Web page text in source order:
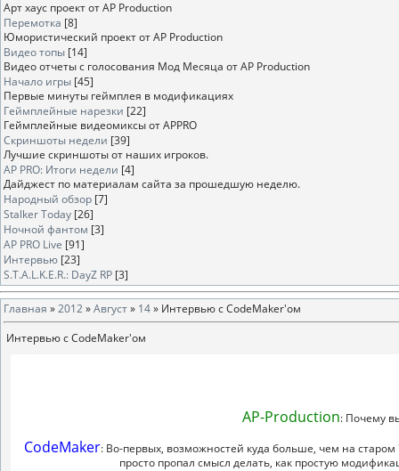
Арт хаус проект от AP Production
Перемотка [8]
Юмористический проект от AP Production
Видео топы [14]
Видео отчеты с голосования Мод Месяца от AP Production
Начало игры [45]
Первые минуты геймплея в модификациях
Геймплейные нарезки [22]
Геймплейные видеомиксы от APPRO
Скриншоты недели [39]
Лучшие скриншоты от наших игроков.
AP PRO: Итоги недели [4]
Дайджест по материалам сайта за прошедшую неделю.
Народный обзор [7]
Stalker Today [26]
Ночной фантом [3]
AP PRO Live [91]
Интервью [23]
S.T.A.L.K.E.R.: DayZ RP [3]
Главная »2012»Август» 14» Интервью с CodeMaker'ом
Интервью с CodeMaker'ом
AP-Production: Почему
CodeMaker: Во-первых, возможностей куда больше, чем на
просто пропал смысл делать, как простую